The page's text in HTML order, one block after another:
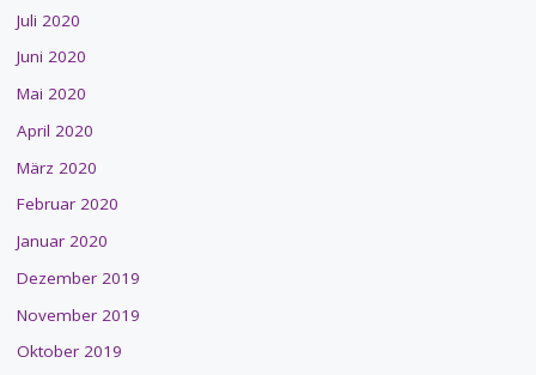
Juli 2020
Juni 2020
Mai 2020
April 2020
März 2020
Februar 2020
Januar 2020
Dezember 2019
November 2019
Oktober 2019